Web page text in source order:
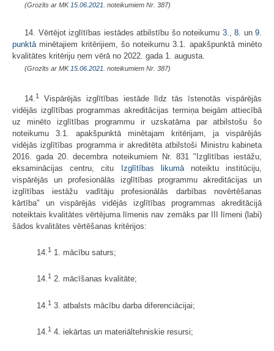
(Grozīts ar MK 15.06.2021. noteikumiem Nr. 387)
14. Vērtējot izglītības iestādes atbilstību šo noteikumu 3. 8. un 9.
punktā minētajiem kritērijiem, šo noteikumu 3.1. apakšpunktā minēto
kvalitātes kritēriju ņem vērā no 2022. gada 1. augusta.
(Grozīts ar MK 15.06.2021. noteikumiem Nr. 387)
14. 1
Vispārējās izglītības iestāde līdz tās īstenotās vispārējās
vidējās izglītības programmas akreditācijas termiņa beigām attiecībā
uz minēto izglītības programmu ir uzskatāma par atbilstošu šo
noteikumu 3.1. apakšpunktā minētajam kritērijam, ja vispārējās
vidējās izglītības programma ir akreditēta atbilstoši Ministru kabineta
2016. gada 20. decembra noteikumiem Nr. 831 "Izglītības iestāžu,
eksaminācijas centru, citu
Izglītības likumānoteiktu institūciju,
vispārējās un profesionālās izglītības programmu akreditācijas un
izglītības iestāžu vadītāju profesionālās darbības novērtēšanas
kārtība" un vispārējās vidējās izglītības programmas akreditācijā
noteiktais kvalitātes vērtējuma līmenis nav zemāks par III līmeni (labi)
šādos kvalitātes vērtēšanas kritērijos:
14.1 1. mācību saturs;
14.1 2. mācīšanas kvalitāte;
14. 1 3. atbalsts mācību darba diferenciācijai;
14.1 4. iekārtas un materiāltehniskie resursi;